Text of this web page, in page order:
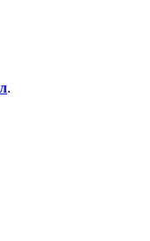
.